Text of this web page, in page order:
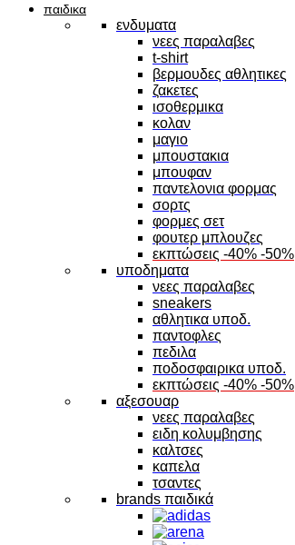
παιδικα
ενδυματα
νεες παραλαβες
t-shirt
βερμουδες αθλητικες
ζακετες
ισοθερμικα
κολαν
μαγιο
μπουστακια
μπουφαν
παντελονια φορμας
σορτς
φορμες σετ
φουτερ μπλουζες
εκπτώσεις -40% -50%
υποδηματα
νεες παραλαβες
sneakers
αθλητικα υποδ.
παντοφλες
πεδιλα
ποδοσφαιρικα υποδ.
εκπτώσεις -40% -50%
αξεσουαρ
νεες παραλαβες
ειδη κολυμβησης
καλτσες
καπελα
τσαντες
brands παιδικά